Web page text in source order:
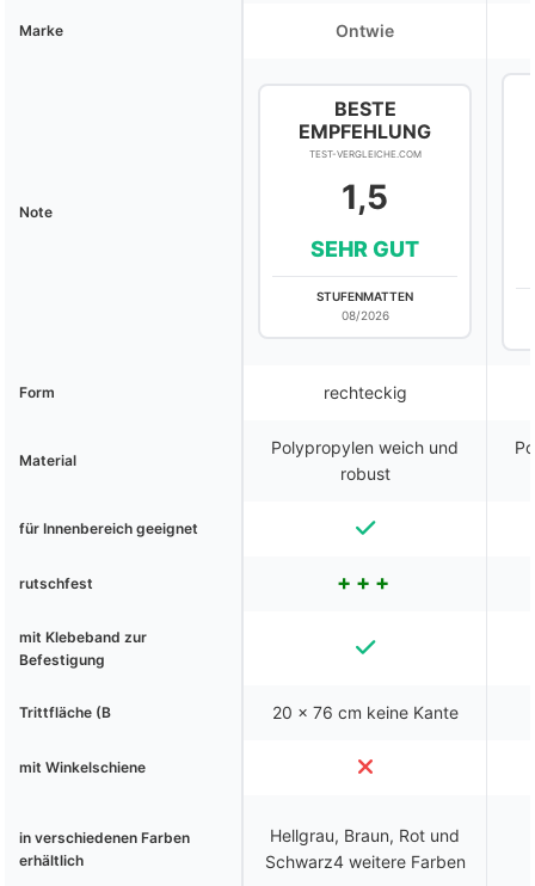
Marke Ontwie
Note
BESTE
EMPFEHLUNG
TEST-VERGLEICHE.COM
1,5
SEHR GUT
STUFENMATTEN
08/2026
Form rechteckig
Material
Polypropylen weich und
robust
für Innenbereich geeignet
rutschfest
mit Klebeband zur
Befestigung
Trittfläche (B 20 x 76 cm keine Kante
mit Winkelschiene
in verschiedenen Farben
erhältlich
Hellgrau, Braun, Rot und
Schwarz4 weitere Farben